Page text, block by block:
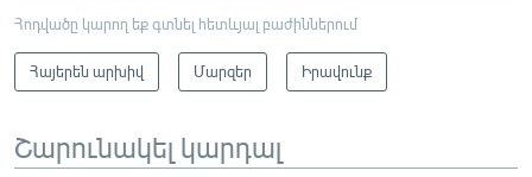
Հոդվածը կարող եք գտնել հետևյալ բաժիններում
Հայերեն արխիվ Մարզեր Իրավունք
Շարունակել կարդալ